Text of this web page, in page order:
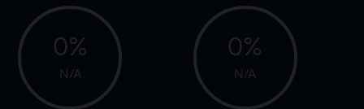
0%
N/A
0%
N/A